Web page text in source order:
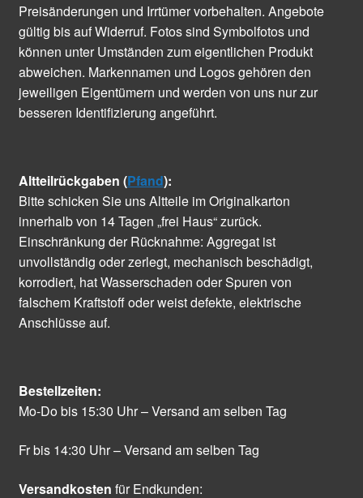
Preisänderungen und Irrtümer vorbehalten. Angebote
gültig bis auf Widerruf. Fotos sind Symbolfotos und
können unter Umständen zum eigentlichen Produkt
abweichen. Markennamen und Logos gehören den
jeweiligen Eigentümern und werden von uns nur zur
besseren Identifizierung angeführt.
Altteilrückgaben (Pfand):
Bitte schicken Sie uns Altteile im Originalkarton
innerhalb von 14 Tagen „frei Haus“ zurück.
Einschränkung der Rücknahme: Aggregat ist
unvollständig oder zerlegt, mechanisch beschädigt,
korrodiert, hat Wasserschaden oder Spuren von
falschem Kraftstoff oder weist defekte, elektrische
Anschlüsse auf.
Bestellzeiten:
Mo-Do bis 15:30 Uhr – Versand am selben Tag
Fr bis 14:30 Uhr – Versand am selben Tag
Versandkosten für Endkunden: